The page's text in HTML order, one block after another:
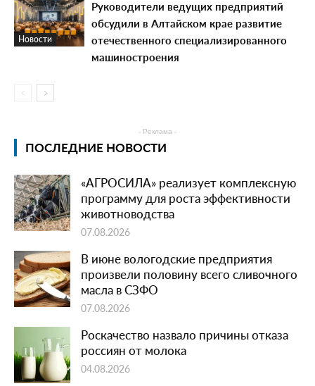
Новости
Руководители ведущих предприятий
обсудили в Алтайском крае развитие
отечественного специализированного
машиностроения
- Реклама -
ПОСЛЕДНИЕ НОВОСТИ
«АГРОСИЛА» реализует комплексную
программу для роста эффективности
животноводства
07.08.2026
В июне вологодские предприятия
произвели половину всего сливочного
масла в СЗФО
07.08.2026
Роскачество назвало причины отказа
россиян от молока
04.08.2026